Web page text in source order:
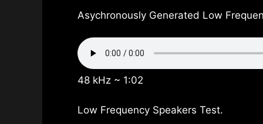
Asychronously Generated Low
48 kHz ~ 1:02
Low Frequency Speakers Test.